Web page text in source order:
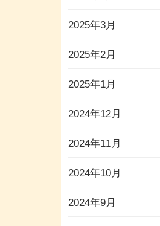
2025年3月
2025年2月
2025年1月
2024年12月
2024年11月
2024年10月
2024年9月